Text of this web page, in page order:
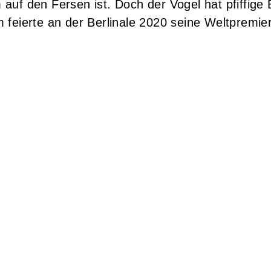
auf den Fersen ist. Doch der Vogel hat pfiffige
feierte an der Berlinale 2020 seine